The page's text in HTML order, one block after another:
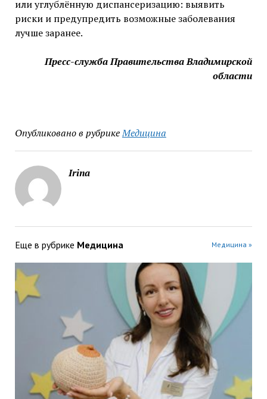
или углублённую диспансеризацию: выявить
риски и предупредить возможные заболевания
лучше заранее.
Пресс-служба Правительства Владимирской
области
Опубликовано в рубрикеМедицина
Irina
Еще в рубрике Медицина Медицина »